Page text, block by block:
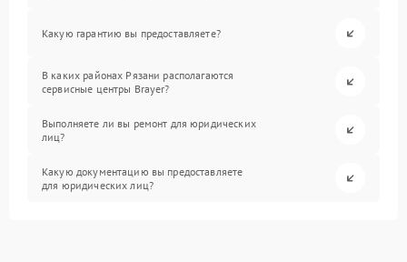
Какую гарантию вы предоставляете?
В каких районах Рязани располагаются
сервисные центры Brayer?
Выполняете ли вы ремонт для юридических
лиц?
Какую документацию вы предоставляете
для юридических лиц?